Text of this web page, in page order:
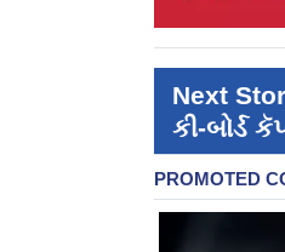
Next
કી-બોર્ડ